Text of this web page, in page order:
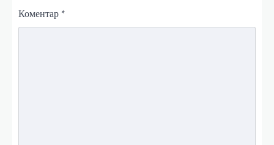
Коментар *